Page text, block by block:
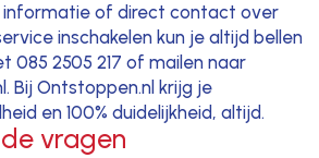
informatie of direct contact over
inschakelen kun je altijd bellen
085 2505 217 of mailen naar
Bij Ontstoppen.nl krijg je
en 100% duidelijkheid, altijd.
vragen